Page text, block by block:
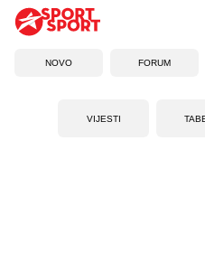
NOVO FORUM
VIJESTI